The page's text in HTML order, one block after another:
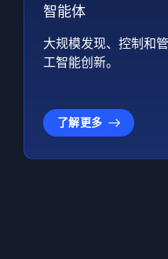
智能体
大规模发现、控制和
工智能创新。
了解更多